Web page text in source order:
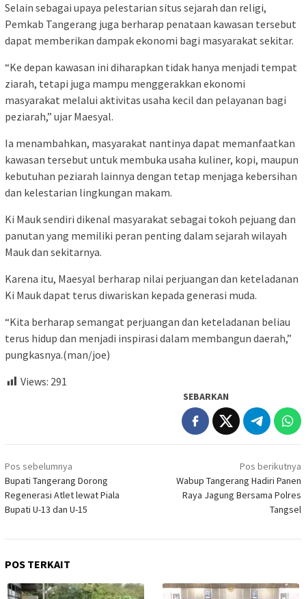
Selain sebagai upaya pelestarian situs sejarah dan religi,
Pemkab Tangerang juga berharap penataan kawasan tersebut
dapat memberikan dampak ekonomi bagi masyarakat sekitar.
“Ke depan kawasan ini diharapkan tidak hanya menjadi tempat
ziarah, tetapi juga mampu menggerakkan ekonomi
masyarakat melalui aktivitas usaha kecil dan pelayanan bagi
peziarah,” ujar Maesyal.
Ia menambahkan, masyarakat nantinya dapat memanfaatkan
kawasan tersebut untuk membuka usaha kuliner, kopi, maupun
kebutuhan peziarah lainnya dengan tetap menjaga kebersihan
dan kelestarian lingkungan makam.
Ki Mauk sendiri dikenal masyarakat sebagai tokoh pejuang dan
panutan yang memiliki peran penting dalam sejarah wilayah
Mauk dan sekitarnya.
Karena itu, Maesyal berharap nilai perjuangan dan keteladanan
Ki Mauk dapat terus diwariskan kepada generasi muda.
“Kita berharap semangat perjuangan dan keteladanan beliau
terus hidup dan menjadi inspirasi dalam membangun daerah,”
pungkasnya.(man/joe)
Views: 291
SEBARKAN
Navigasi
pos
Pos sebelumnya
Bupati Tangerang Dorong
Regenerasi Atlet lewat Piala
Bupati U-13 dan U-15
Pos berikutnya
Wabup Tangerang Hadiri Panen
Raya Jagung Bersama Polres
Tangsel
POS TERKAIT